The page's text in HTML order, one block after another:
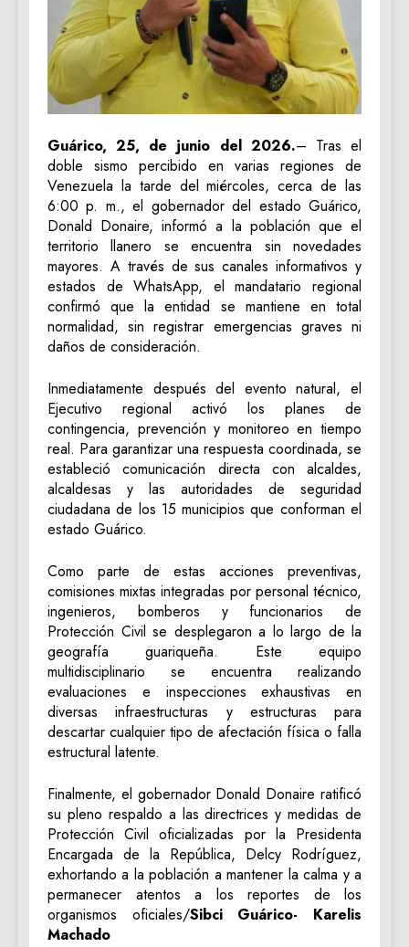
Guárico, 25, de junio del 2026.– Tras el
doble sismo percibido en varias regiones de
Venezuela la tarde del miércoles, cerca de las
6:00 p. m., el gobernador del estado Guárico,
Donald Donaire, informó a la población que el
territorio llanero se encuentra sin novedades
mayores. A través de sus canales informativos y
estados de WhatsApp, el mandatario regional
confirmó que la entidad se mantiene en total
normalidad, sin registrar emergencias graves ni
daños de consideración.
Inmediatamente después del evento natural, el
Ejecutivo regional activó los planes de
contingencia, prevención y monitoreo en tiempo
real. Para garantizar una respuesta coordinada, se
estableció comunicación directa con alcaldes,
alcaldesas y las autoridades de seguridad
ciudadana de los 15 municipios que conforman el
estado Guárico.
Como parte de estas acciones preventivas,
comisiones mixtas integradas por personal técnico,
ingenieros, bomberos y funcionarios de
Protección Civil se desplegaron a lo largo de la
geografía guariqueña. Este equipo
multidisciplinario se encuentra realizando
evaluaciones e inspecciones exhaustivas en
diversas infraestructuras y estructuras para
descartar cualquier tipo de afectación física o falla
estructural latente.
Finalmente, el gobernador Donald Donaire ratificó
su pleno respaldo a las directrices y medidas de
Protección Civil oficializadas por la Presidenta
Encargada de la República, Delcy Rodríguez,
exhortando a la población a mantener la calma y a
permanecer atentos a los reportes de los
organismos oficiales/Sibci Guárico- Karelis
Machado